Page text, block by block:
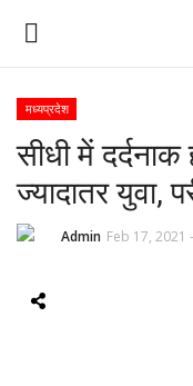
ई-पेपर
होम
मध्यप्रदेश
सीधी में
ज्यादातर युवा,
Admin Feb 17, 2021